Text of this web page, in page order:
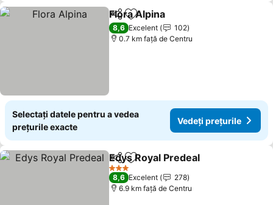
DistribuițiAdăugaţi la favorite
Flora Alpina
8,6 Excelent
102
0.7 km faţă de Centru
Selectați datele pentru a vedea
prețurile exacte
Vedeți prețurile
DistribuițiAdăugaţi la favorite
Edys Royal Predeal
3 Stele
8,6 Excelent
278
6.9 km faţă de Centru